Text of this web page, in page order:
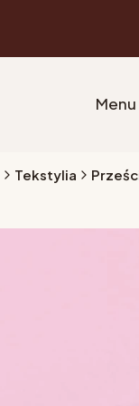
Menu
Tekstylia